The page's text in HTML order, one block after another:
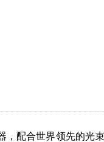
配合世界领先的光